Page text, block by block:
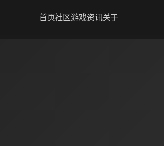
首页社区游戏资讯关于